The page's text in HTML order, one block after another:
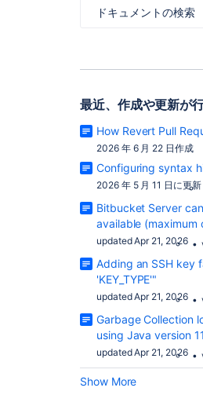
最近、作成や更新が
How Revert Pull
2026 年 6 月 22 日作成
Configuring syntax
2026 年 5 月 11 日に更新
Bitbucket Server
available (maximum
updated Apr 21, 2026
Adding an SSH key
'KEY_TYPE'"
updated Apr 21, 2026
Garbage Collection
using Java version 11
updated Apr 21, 2026
Show More